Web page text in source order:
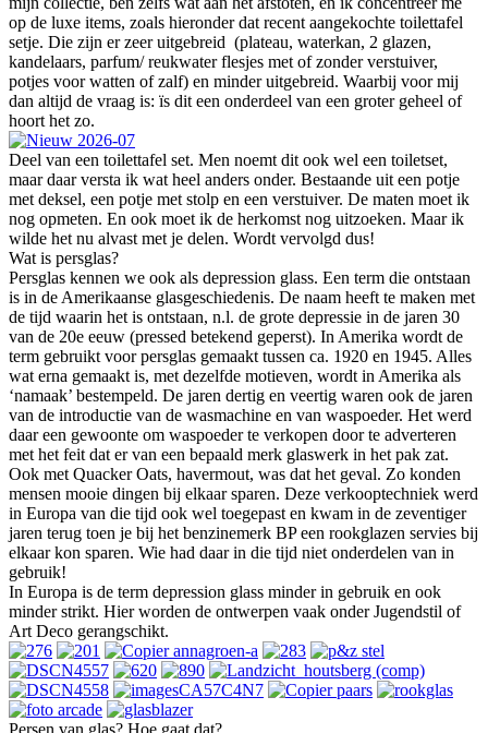
op de luxe items, zoals hieronder dat recent aangekochte toilettafel
setje. Die zijn er zeer uitgebreid (plateau, waterkan, 2 glazen,
kandelaars, parfum/ reukwater flesjes met of zonder verstuiver,
potjes voor watten of zalf) en minder uitgebreid. Waarbij voor mij
dan altijd de vraag is: ïs dit een onderdeel van een groter geheel of
hoort het zo.
Deel van een toilettafel set. Men noemt dit ook wel een toiletset,
maar daar versta ik wat heel anders onder. Bestaande uit een potje
met deksel, een potje met stolp en een verstuiver. De maten moet ik
nog opmeten. En ook moet ik de herkomst nog uitzoeken. Maar ik
wilde het nu alvast met je delen. Wordt vervolgd dus!
Wat is persglas?
Persglas kennen we ook als depression glass. Een term die ontstaan
is in de Amerikaanse glasgeschiedenis. De naam heeft te maken met
de tijd waarin het is ontstaan, n.l. de grote depressie in de jaren 30
van de 20e eeuw (pressed betekend geperst). In Amerika wordt de
term gebruikt voor persglas gemaakt tussen ca. 1920 en 1945. Alles
wat erna gemaakt is, met dezelfde motieven, wordt in Amerika als
‘namaak’ bestempeld. De jaren dertig en veertig waren ook de jaren
van de introductie van de wasmachine en van waspoeder. Het werd
daar een gewoonte om waspoeder te verkopen door te adverteren
met het feit dat er van een bepaald merk glaswerk in het pak zat.
Ook met Quacker Oats, havermout, was dat het geval. Zo konden
mensen mooie dingen bij elkaar sparen. Deze verkooptechniek werd
in Europa van die tijd ook wel toegepast en kwam in de zeventiger
jaren terug toen je bij het benzinemerk BP een rookglazen servies bij
elkaar kon sparen. Wie had daar in die tijd niet onderdelen van in
gebruik!
In Europa is de term depression glass minder in gebruik en ook
minder strikt. Hier worden de ontwerpen vaak onder Jugendstil of
Art Deco gerangschikt.
Persen van glas? Hoe gaat dat?